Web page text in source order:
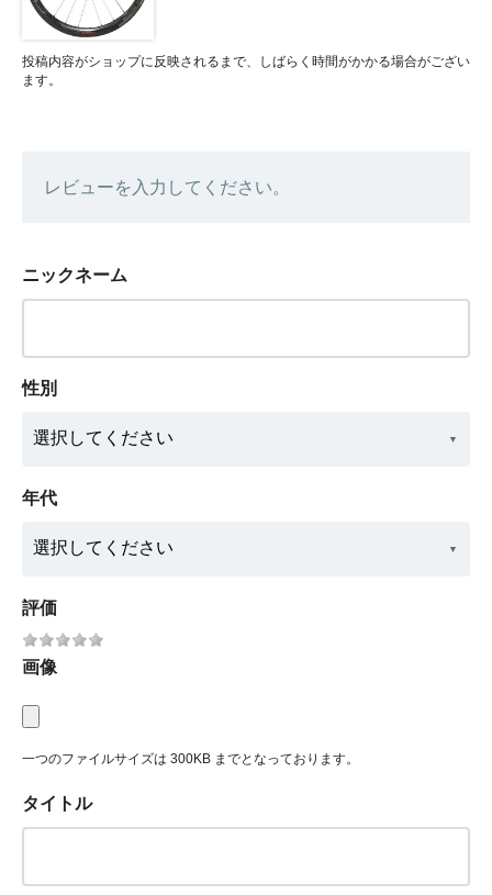
投稿内容がショップに反映されるまで、しばらく時間がかかる場合がござい
ます。
レビューを入力してください。
ニックネーム
性別
年代
評価
画像
一つのファイルサイズは 300KB までとなっております。
タイトル